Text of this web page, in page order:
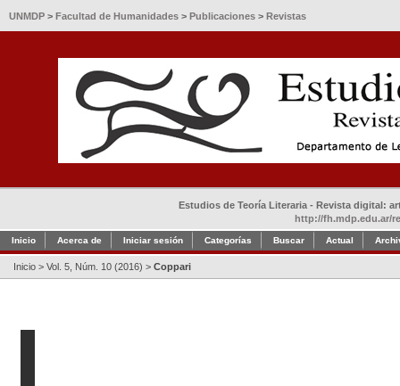
UNMDP > Facultad de Humanidades > Publicaciones > Revistas
Estudios de Teoría Literaria - Revista digital:
http://fh.mdp.edu.ar/
Inicio Acerca de Iniciar sesión Categorías Buscar Actual
Inicio > Vol. 5, Núm. 10 (2016) > Coppari